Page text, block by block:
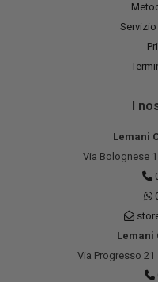
I
Lemani
Via Bolognese
Lemani
Via Progresso 21